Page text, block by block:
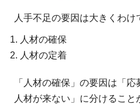
人手不足の要因は大きくわけ
人材の確保
人材の定着
「人材の確保」の要因は「
人材が来ない」に分けること